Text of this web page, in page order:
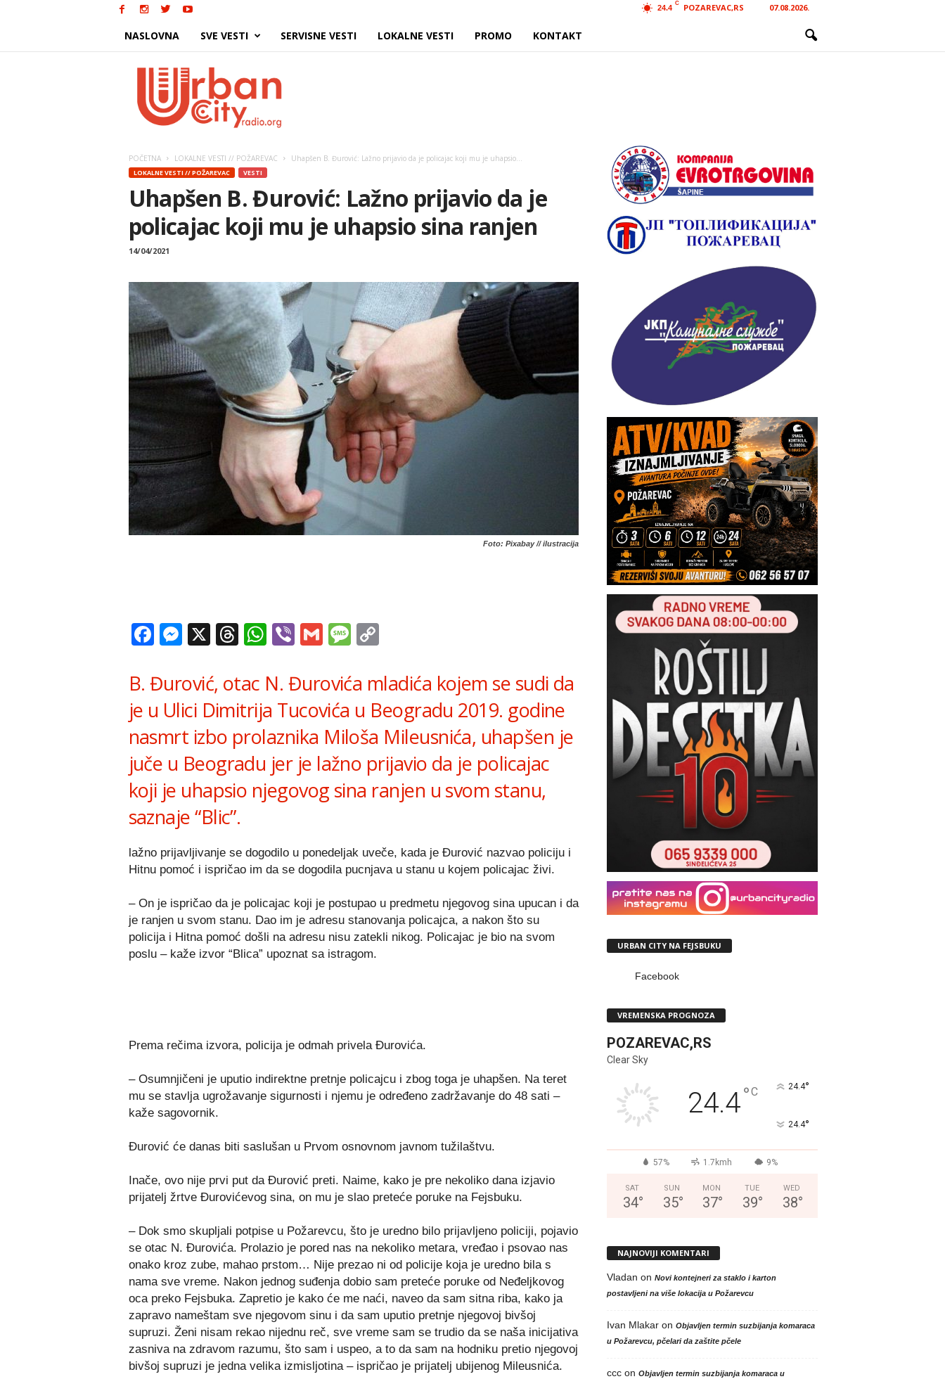
24.4
C POZAREVAC,RS 07.08.2026.
NASLOVNA SVE VESTI SERVISNE VESTI LOKALNE VESTI PROMO KONTAKT
POČETNA LOKALNE VESTI // POŽAREVAC Uhapšen B. Đurović: Lažno prijavio da je policajac koji mu je uhapsio...
LOKALNE VESTI // POŽAREVAC VESTI
Uhapšen B. Đurović: Lažno prijavio da je
policajac koji mu je uhapsio sina ranjen
14/04/2021
Foto: Pixabay // ilustracija
Facebook
Messenger
X Threads
WhatsApp
ViberGmailMessage
B. Đurović, otac N. Đurovića mladića kojem se sudi da
je u Ulici Dimitrija Tucovića u Beogradu 2019. godine
nasmrt izbo prolaznika Miloša Mileusnića, uhapšen je
juče u Beogradu jer je lažno prijavio da je policajac
koji je uhapsio njegovog sina ranjen u svom stanu,
saznaje “Blic”.
lažno prijavljivanje se dogodilo u ponedeljak uveče, kada je Đurović nazvao policiju i
Hitnu pomoć i ispričao im da se dogodila pucnjava u stanu u kojem policajac živi.
– On je ispričao da je policajac koji je postupao u predmetu njegovog sina upucan i da
je ranjen u svom stanu. Dao im je adresu stanovanja policajca, a nakon što su
policija i Hitna pomoć došli na adresu nisu zatekli nikog. Policajac je bio na svom
poslu – kaže izvor “Blica” upoznat sa istragom.
Prema rečima izvora, policija je odmah privela Đurovića.
– Osumnjičeni je uputio indirektne pretnje policajcu i zbog toga je uhapšen. Na teret
mu se stavlja ugrožavanje sigurnosti i njemu je određeno zadržavanje do 48 sati –
kaže sagovornik.
Đurović će danas biti saslušan u Prvom osnovnom javnom tužilaštvu.
Inače, ovo nije prvi put da Đurović preti. Naime, kako je pre nekoliko dana izjavio
prijatelj žrtve Đurovićevog sina, on mu je slao preteće poruke na Fejsbuku.
– Dok smo skupljali potpise u Požarevcu, što je uredno bilo prijavljeno policiji, pojavio
se otac N. Đurovića. Prolazio je pored nas na nekoliko metara, vređao i psovao nas
onako kroz zube, mahao prstom… Nije prezao ni od policije koja je uredno bila s
nama sve vreme. Nakon jednog suđenja dobio sam preteće poruke od Neđeljkovog
oca preko Fejsbuka. Zapretio je kako će me naći, naveo da sam sitna riba, kako ja
zapravo nameštam sve njegovom sinu i da sam uputio pretnje njegovoj bivšoj
supruzi. Ženi nisam rekao nijednu reč, sve vreme sam se trudio da se naša inicijativa
zasniva na zdravom razumu, što sam i uspeo, a to da sam na hodniku pretio njegovoj
bivšoj supruzi je jedna velika izmisljotina – ispričao je prijatelj ubijenog Mileusnića.
URBAN CITY NA FEJSBUKU
Facebook
VREMENSKA PROGNOZA
POZAREVAC,RS
Clear Sky
24.4°C 24.4°
24.4°
57% 1.7kmh 9%
SAT
34°
SUN
35°
MON
37°
TUE
39°
WED
38°
NAJNOVIJI KOMENTARI
Vladan on Novi kontejneri za staklo i karton
postavljeni na više lokacija u Požarevcu
Ivan Mlakaron Objavljen termin suzbijanja komaraca
u Požarevcu, pčelari da zaštite pčele
cccon Objavljen termin suzbijanja komaraca u